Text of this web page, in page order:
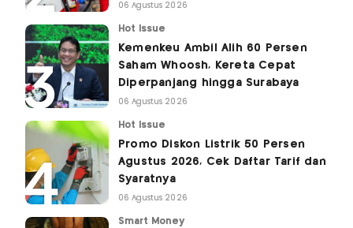
06 Agustus 2026
Hot Issue
Kemenkeu Ambil Alih 60 Persen
Saham Whoosh, Kereta Cepat
Diperpanjang hingga Surabaya
06 Agustus 2026
Hot Issue
Promo Diskon Listrik 50 Persen
Agustus 2026, Cek Daftar Tarif dan
Syaratnya
06 Agustus 2026
Smart Money